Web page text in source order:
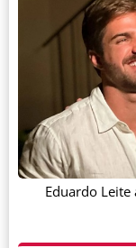
Eduardo Leite